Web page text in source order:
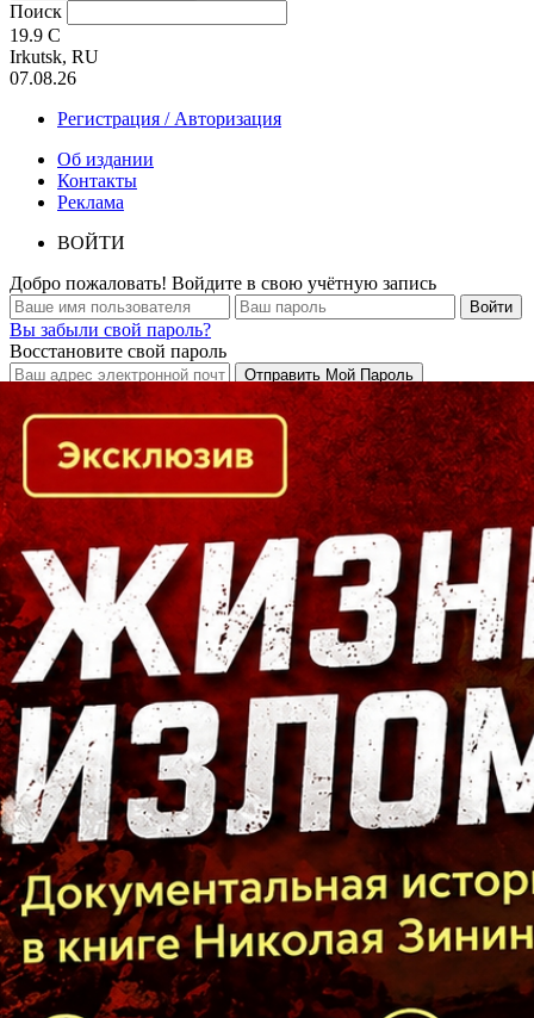
Поиск
19.9 C
Irkutsk, RU
07.08.26
Регистрация / Авторизация
Об издании
Контакты
Реклама
ВОЙТИ
Добро пожаловать! Войдите в свою учётную запись
Вы забыли свой пароль?
Восстановите свой пароль
Кто есть кто в Байкальском регионе